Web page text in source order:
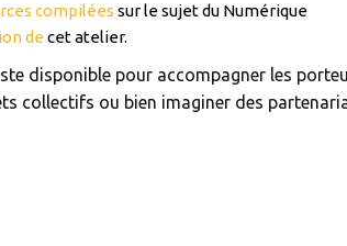
compilées sur le sujet du Numérique
decet atelier.
disponible pour accompagner les
collectifs ou bien imaginer des